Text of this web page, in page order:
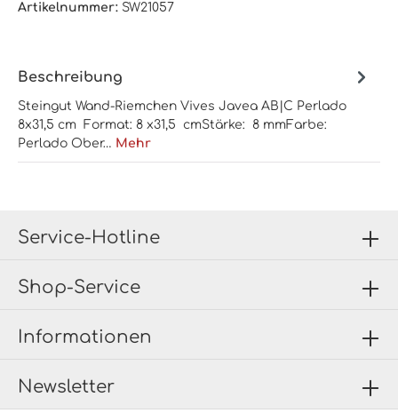
Artikelnummer: SW21057
Beschreibung
Steingut Wand-Riemchen Vives Javea AB|C Perlado
8x31,5 cm Format: 8 x31,5 cmStärke: 8 mmFarbe:
Perlado Ober… Mehr
Newsletter
Service-Hotline
Shop-Service
Informationen